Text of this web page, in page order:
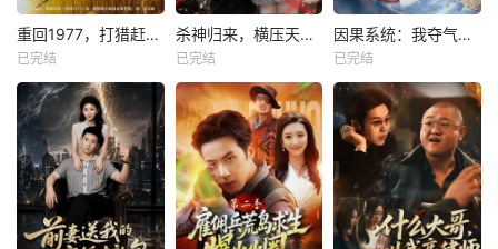
重回1977，打猎赶山娶老婆
已完结
杀神归来，横压天下无敌
已完结
因果系统：我夺气运救苍生
已完结